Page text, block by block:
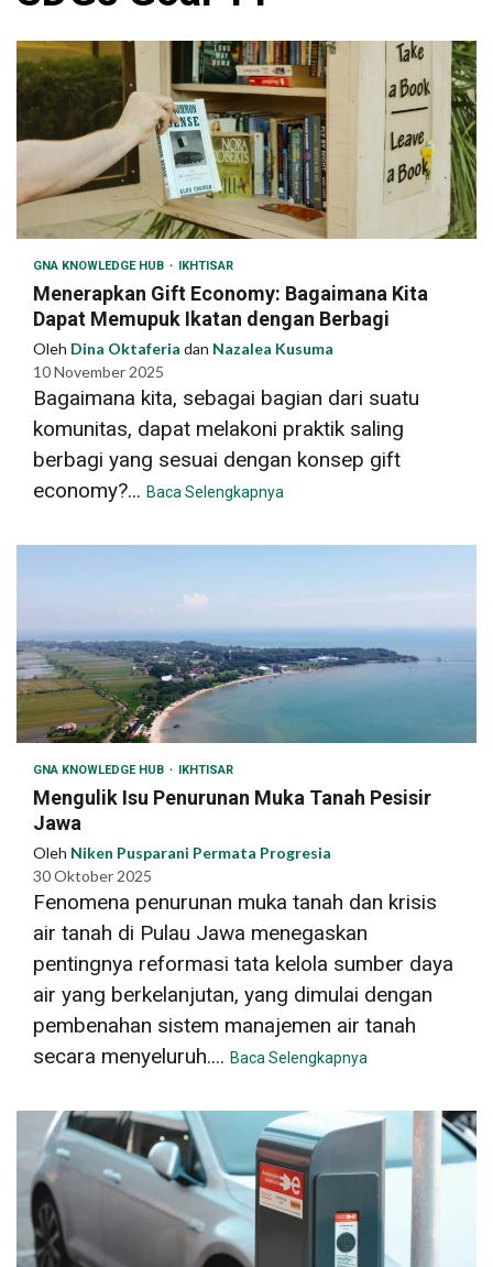
GNA KNOWLEDGE HUB IKHTISAR
Menerapkan Gift Economy: Bagaimana Kita
Dapat Memupuk Ikatan dengan Berbagi
Oleh Dina Oktaferia dan Nazalea Kusuma
10 November 2025
Bagaimana kita, sebagai bagian dari suatu
komunitas, dapat melakoni praktik saling
berbagi yang sesuai dengan konsep gift
economy?... Baca Selengkapnya
GNA KNOWLEDGE HUB IKHTISAR
Mengulik Isu Penurunan Muka Tanah Pesisir
Jawa
Oleh Niken Pusparani Permata Progresia
30 Oktober 2025
Fenomena penurunan muka tanah dan krisis
air tanah di Pulau Jawa menegaskan
pentingnya reformasi tata kelola sumber daya
air yang berkelanjutan, yang dimulai dengan
pembenahan sistem manajemen air tanah
secara menyeluruh.... Baca Selengkapnya